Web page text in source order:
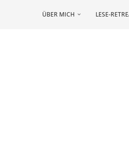
ÜBER MICH LESE-